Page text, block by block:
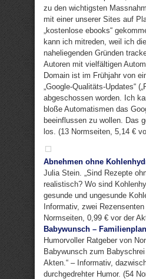
zu den wichtigsten
mit einer unserer Sites auf
„kostenlose ebooks“
kann ich mitreden, weil ich
naheliegenden Gründen
Autoren mit vielfältigen
Domain ist im Frühjahr von
„Google-Qualitäts-Updates“
abgeschossen worden. Ich
bloße Automatismen das
beeinflussen zu wollen. Das
los. (13 Normseiten, 5,14 €
Abnehmen ohne
Julia Stein. „Sind Rezepte
realistisch? Wo sind
gesunde und ungesunde
Informativ, zwei
Normseiten, 0,99 € vor der
Babywunsch –
Humorvoller Ratgeber von
Babywunsch zum
Akten.“ – Informativ,
durchgedrehter Humor. (54